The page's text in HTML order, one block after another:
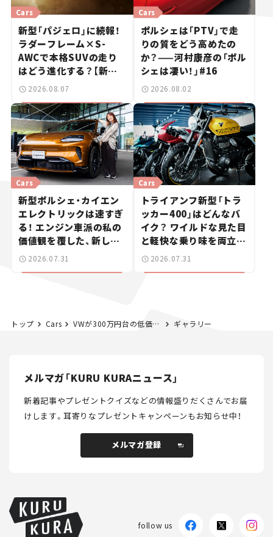
新型「パジェロ」に続報！
ラダーフレーム×S-
AWCで本格SUVの走り
はどう進化する？【新車
ニュース】
Cars
2026.08.07
ポルシェは「PTV」で走
りの質をどう高めたの
か？——河村康彦の「ポル
シェは凄い！」#16
Cars
2026.08.02
新型ポルシェ・カイエン
エレクトリックは速すぎ
る！ エンジン車派の私の
価値観を覆した、新しい
ポルシェの走り。
Cars
2026.07.31
トライアンフ新型「トラ
ッカー400」はどんなバ
イク？ ワイルドな見た目
と軽快な乗り味を両立し
た400ccフラットトラッ
Cars
2026.07.31
トップ Cars VWが300万円台の低価格EVを発表。「ID.2all」はEV版ポロになれるか？ ギャラリー
メルマガ「KURU KURAニュース」
新着記事やプレゼントクイズなどの情報盛りだくさんでお届
けします。耳寄りなプレゼントキャンペーンもお知らせ中！
メルマガ登録
follow us